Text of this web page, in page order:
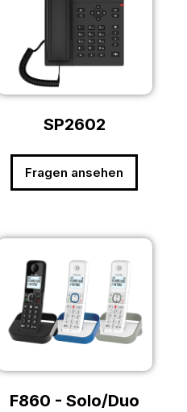
SP2602
Fragen ansehen
F860 - Solo/Duo